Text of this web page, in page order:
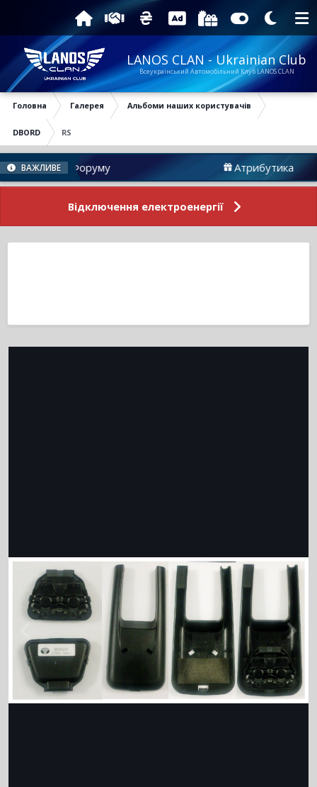
LANOS CLAN - Ukrainian Club
Всеукраїнський Автомобільний Клуб LANOS CLAN
Головна Галерея Альбоми наших користувачів
DBORD RS
ВАЖЛИВЕ
Новини Форуму Атрибутика
Відключення електроенергії